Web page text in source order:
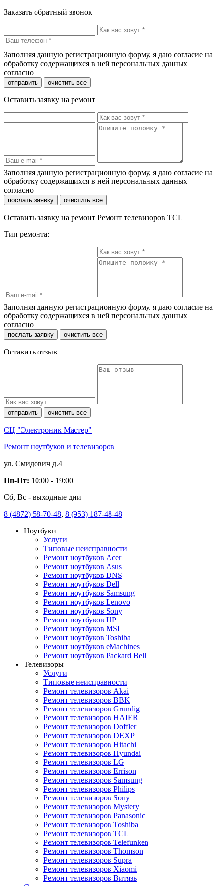
Заказать обратный звонок
Заполняя данную регистрационную форму, я даю согласие на
обработку содержащихся в ней персональных данных
согласно
отправить очистить все
Оставить заявку на ремонт
Заполняя данную регистрационную форму, я даю согласие на
обработку содержащихся в ней персональных данных
согласно
послать заявку очистить все
Оставить заявку на ремонт Ремонт телевизоров TCL
Тип ремонта:
Заполняя данную регистрационную форму, я даю согласие на
обработку содержащихся в ней персональных данных
согласно
послать заявку очистить все
Оставить отзыв
отправить очистить все
СЦ "Электроник Мастер"
Ремонт ноутбуков и телевизоров
ул. Смидович д.4
Пн-Пт: 10:00 - 19:00,
Сб, Вс - выходные дни
8 (4872) 58-70-48, 8 (953) 187-48-48
Ноутбуки
Услуги
Типовые неисправности
Ремонт ноутбуков Acer
Ремонт ноутбуков Asus
Ремонт ноутбуков DNS
Ремонт ноутбуков Dell
Ремонт ноутбуков Samsung
Ремонт ноутбуков Lenovo
Ремонт ноутбуков Sony
Ремонт ноутбуков HP
Ремонт ноутбуков MSI
Ремонт ноутбуков Toshiba
Ремонт ноутбуков eMachines
Ремонт ноутбуков Packard Bell
Телевизоры
Услуги
Типовые неисправности
Ремонт телевизоров Akai
Ремонт телевизоров BBK
Ремонт телевизоров Grundig
Ремонт телевизоров HAIER
Ремонт телевизоров Doffler
Ремонт телевизоров DEXP
Ремонт телевизоров Hitachi
Ремонт телевизоров Hyundai
Ремонт телевизоров LG
Ремонт телевизоров Errison
Ремонт телевизоров Samsung
Ремонт телевизоров Philips
Ремонт телевизоров Sony
Ремонт телевизоров Mystery
Ремонт телевизоров Panasonic
Ремонт телевизоров Toshiba
Ремонт телевизоров TCL
Ремонт телевизоров Telefunken
Ремонт телевизоров Thomson
Ремонт телевизоров Supra
Ремонт телевизоров Xiaomi
Ремонт телевизоров Витязь